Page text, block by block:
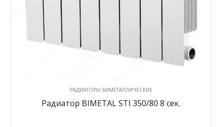
РАДИАТОРЫ БИМЕТАЛЛИЧЕСКИЕ
Радиатор BIMETAL STI 350/80 8 сек.